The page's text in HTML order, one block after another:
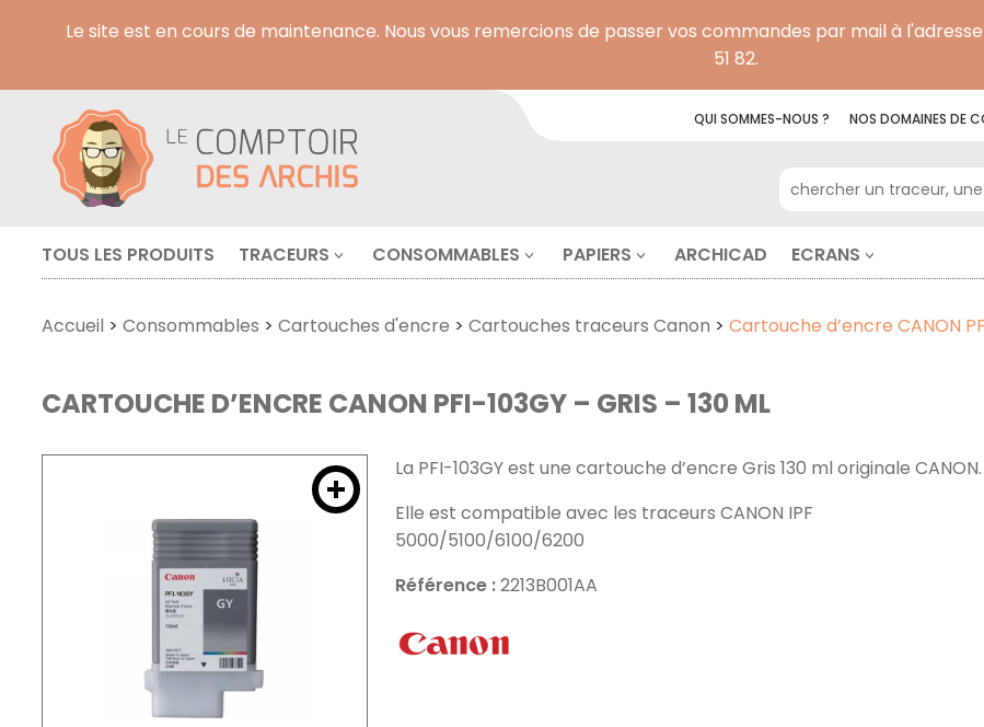
Le site est en cours de maintenance. Nous vous remercions de passer vos commandes par mail à
51 82.
QUI SOMMES-NOUS ? NOS DOMAINES DE
TOUS LES PRODUITS TRACEURS CONSOMMABLES PAPIERS ARCHICAD ECRANS
Accueil > Consommables > Cartouches d'encre > Cartouches traceurs Canon > Cartouche d’encre CANON
CARTOUCHE D’ENCRE CANON PFI-103GY – GRIS – 130 ML
La PFI-103GY est une cartouche d’encre Gris 130 ml originale CANON.
Elle est compatible avec les traceurs CANON IPF
5000/5100/6100/6200
Référence :2213B001AA